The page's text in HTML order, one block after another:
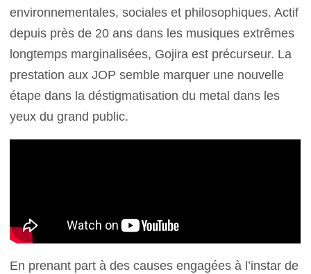
environnementales, sociales et philosophiques. Actif
depuis près de 20 ans dans les musiques extrêmes
longtemps marginalisées, Gojira est précurseur. La
prestation aux JOP semble marquer une nouvelle
étape dans la déstigmatisation du metal dans les
yeux du grand public.
En prenant part à des causes engagées à l’instar de